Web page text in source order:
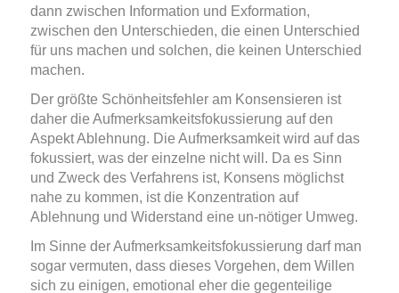
dann zwischen Information und Exformation,
zwischen den Unterschieden, die einen Unterschied
für uns machen und solchen, die keinen Unterschied
machen.
Der größte Schönheitsfehler am Konsensieren ist
daher die Aufmerksamkeitsfokussierung auf den
Aspekt Ablehnung. Die Aufmerksamkeit wird auf das
fokussiert, was der einzelne nicht will. Da es Sinn
und Zweck des Verfahrens ist, Konsens möglichst
nahe zu kommen, ist die Konzentration auf
Ablehnung und Widerstand eine un-nötiger Umweg.
Im Sinne der Aufmerksamkeitsfokussierung darf man
sogar vermuten, dass dieses Vorgehen, dem Willen
sich zu einigen, emotional eher die gegenteilige